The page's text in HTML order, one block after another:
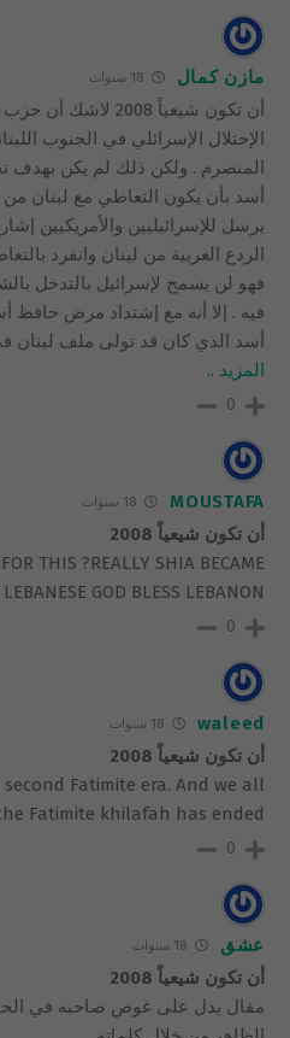
مازن كمال 18 سنوات
أن تكون شيعياً 2008
الإحتلال الإسرائلي في الجنوب
المنصرم . ولكن ذلك لم يكن بهدف
أسد بأن يكون التعاطي مع لبنان
يرسل للإسرائيليين والأمريكيين
الردع العربية من لينان وانفرد
فهو لن يسمح لإسرائيل بالتدخل
فيه . إلا أنه مع إشتداد مرض حافظ
أسد الذي كان قد تولى ملف لبنان في العام
المزيد ..
0
MOUSTAFA
أن تكون شيعياً 2008
THIS ?REALLY SHIA BECAME
GOD BLESS LEBANON
0
waleed 18 سنوات
أن تكون شيعياً 2008
Fatimite era. And we all
Fatimite khilafah has ended,…..
0
عشق 18 سنوات
أن تكون شيعياً 2008
مقال يدل على غوص صاحبه في